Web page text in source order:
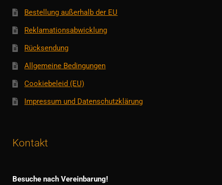
Bestellung außerhalb der EU
Reklamationsabwicklung
Rücksendung
Allgemeine Bedingungen
Cookiebeleid (EU)
Impressum und Datenschutzklärung
Kontakt
Besuche nach Vereinbarung!